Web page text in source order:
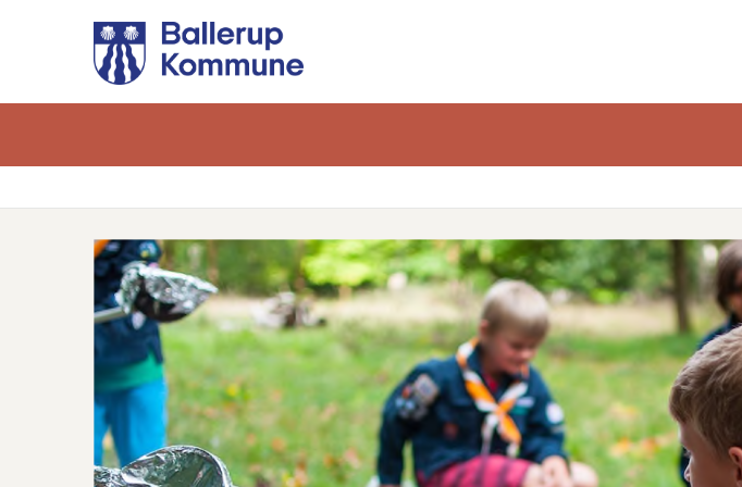
hovedindhold
Brødkrumme